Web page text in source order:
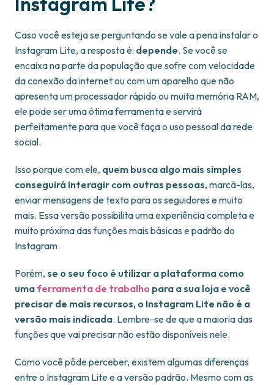
Caso você esteja se perguntando se vale a pena instalar o
Instagram Lite, a resposta é: depende. Se você se
encaixa na parte da população que sofre com velocidade
da conexão da internet ou com um aparelho que não
apresenta um processador rápido ou muita memória RAM,
ele pode ser uma ótima ferramenta e servirá
perfeitamente para que você faça o uso pessoal da rede
social.
Isso porque com ele, quem busca algo mais simples
conseguirá interagir com outras pessoas, marcá-las,
enviar mensagens de texto para os seguidores e muito
mais. Essa versão possibilita uma experiência completa e
muito próxima das funções mais básicas e padrão do
Instagram.
Porém, se o seu foco é utilizar a plataforma como
uma ferramenta de trabalho para a sua loja e você
precisar de mais recursos, o Instagram Lite não é a
versão mais indicada. Lembre-se de que a maioria das
funções que vai precisar não estão disponíveis nele.
Como você pôde perceber, existem algumas diferenças
entre o Instagram Lite e a versão padrão. Mesmo com as